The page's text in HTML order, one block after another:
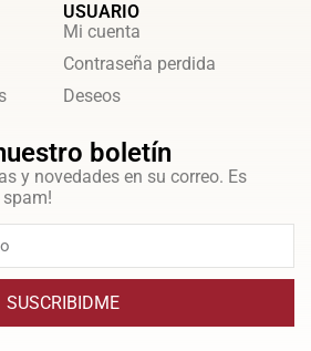
USUARIO
Mi cuenta
Contraseña perdida
Deseos
boletín
y novedades en su correo. Es
SUSCRIBIDME